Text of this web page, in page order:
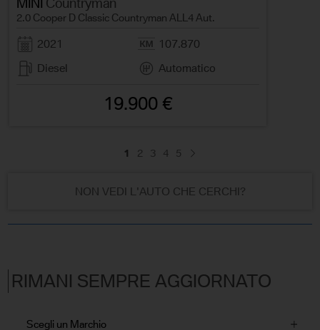
2.0 Cooper D Classic Countryman ALL4 Aut.
2021
107.870
Diesel
Automatico
19.900 €
1 2 3 4 5
NON VEDI L'AUTO CHE CERCHI?
RIMANI SEMPRE AGGIORNATO